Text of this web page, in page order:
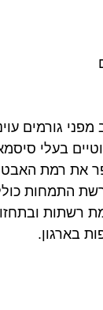
גורמים
בעלי
את רמת
התמחות
רשתות
בארגון.